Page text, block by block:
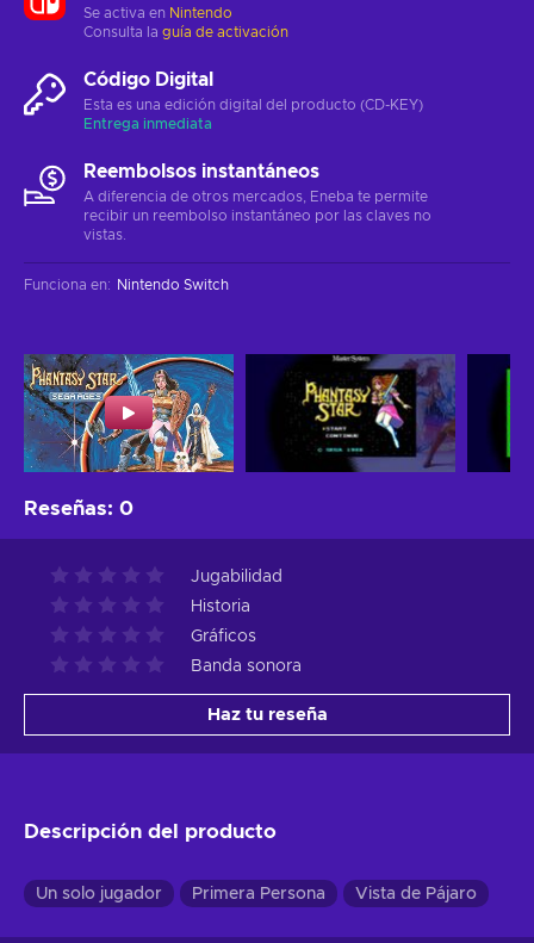
Se activa en Nintendo
Consulta la guía de activación
Código Digital
Esta es una edición digital del producto (CD-KEY)
Entrega inmediata
Reembolsos instantáneos
A diferencia de otros mercados, Eneba te permite
recibir un reembolso instantáneo por las claves no
vistas.
Funciona en: Nintendo Switch
Reseñas: 0
Jugabilidad
Historia
Gráficos
Banda sonora
Haz tu reseña
Descripción del producto
Un solo jugador Primera Persona Vista de Pájaro